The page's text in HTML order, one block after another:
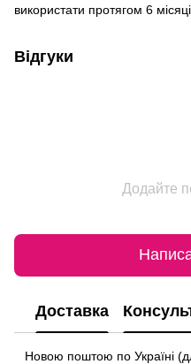
використати протягом 6
Відгуки
Додайте
Доставка
Новою поштою по Україні